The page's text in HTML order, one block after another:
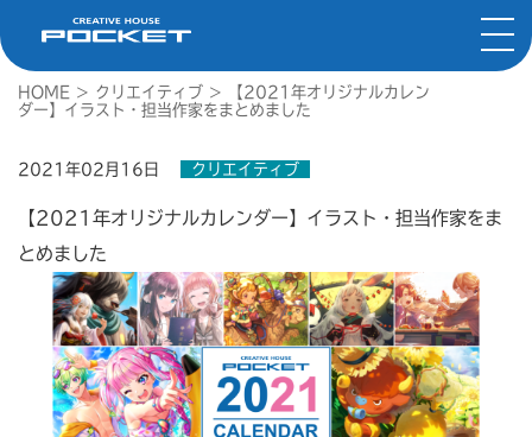
HOME > クリエイティブ >
【2021年オリジナルカレン
ダー】イラスト・担当作家をまとめました
2021年02月16日 クリエイティブ
【2021年オリジナルカレンダー】イラスト・担当作家をま
とめました